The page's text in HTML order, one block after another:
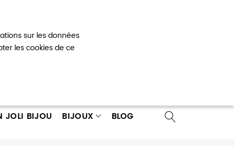
sur les données
les cookies de ce
un compte
JOLI BIJOU BIJOUX BLOG